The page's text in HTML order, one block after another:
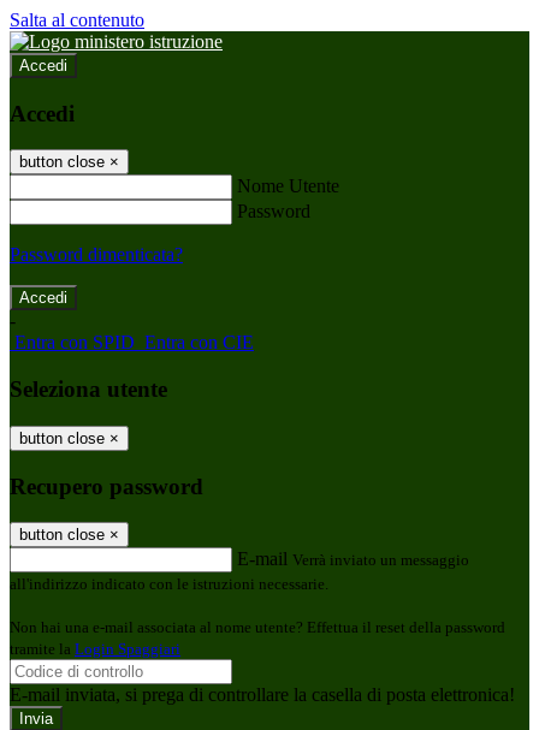
Salta al contenuto
Accedi
Accedi
button close ×
Nome Utente
Password
Password dimenticata?
-
Entra con SPID Entra con CIE
Seleziona utente
button close ×
Recupero password
button close ×
E-mail Verrà inviato un messaggio
all'indirizzo indicato con le istruzioni necessarie.
Non hai una e-mail associata al nome utente? Effettua il reset della password
tramite la Login Spaggiari
E-mail inviata, si prega di controllare la casella di posta elettronica!